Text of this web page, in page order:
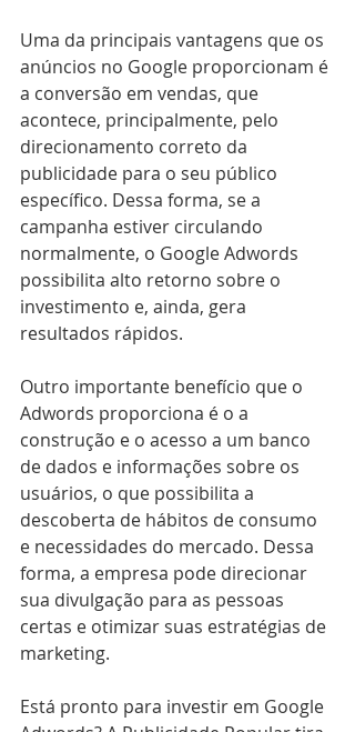
Uma da principais vantagens que os
anúncios no Google proporcionam é
a conversão em vendas, que
acontece, principalmente, pelo
direcionamento correto da
publicidade para o seu público
específico. Dessa forma, se a
campanha estiver circulando
normalmente, o Google Adwords
possibilita alto retorno sobre o
investimento e, ainda, gera
resultados rápidos.
Outro importante benefício que o
Adwords proporciona é o a
construção e o acesso a um banco
de dados e informações sobre os
usuários, o que possibilita a
descoberta de hábitos de consumo
e necessidades do mercado. Dessa
forma, a empresa pode direcionar
sua divulgação para as pessoas
certas e otimizar suas estratégias de
marketing.
Está pronto para investir em Google